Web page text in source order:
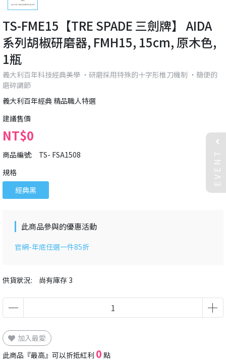
TS-FME15【TRE SPADE 三劍牌】 AIDA
系列胡椒研磨器, FMH15, 15cm, 原木色,
1瓶
義大利百年科技經典美學 ‧研磨採用特殊的十字形椎刀機制 ‧簡便的
磨碎調節
義大利百年經典 精品職人特選
建議售價
NT$0
商品編號: TS- FSA1508
供貨狀況: 尚有庫存 3
規格
經典黑
此商品參與的優惠活動
官網-年底任選一件85折
加入最愛
此商品『最高』可以折抵紅利 0 點
EVENT